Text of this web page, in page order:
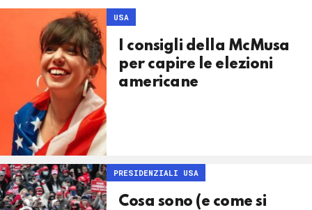
USA
I consigli della McMusa
per capire le elezioni
americane
PRESIDENZIALI USA
Cosa sono (e come si